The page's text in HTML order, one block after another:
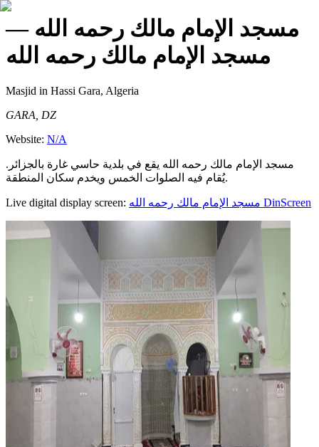
مسجد الإمام مالك رحمه الله —
مسجد الإمام مالك رحمه الله
Masjid in Hassi Gara, Algeria
GARA, DZ
Website: N/A
مسجد الإمام مالك رحمه الله يقع في بلدية حاسي غارة بالجزائر.
يُقام فيه الصلوات الخمس ويخدم سكان المنطقة.
Live digital display screen: مسجد الإمام مالك رحمه الله DinScreen